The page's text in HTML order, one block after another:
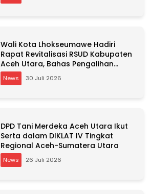
Wali Kota Lhokseumawe Hadiri
Rapat Revitalisasi RSUD Kabupaten
Aceh Utara, Bahas Pengalihan
Kepemilikan RSU Cut Meutia
News 30 Juli 2026
DPD Tani Merdeka Aceh Utara Ikut
Serta dalam DIKLAT IV Tingkat
Regional Aceh-Sumatera Utara
News 26 Juli 2026